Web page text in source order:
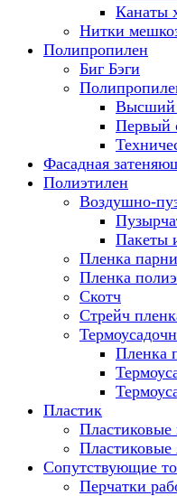
Канаты
Нитки
Полипропилен
Биг Бэги
Высший
Первый
Фасадная
Полиэтилен
Воздушно-
Пакеты
Пленка
Пленка
Скотч
Стрейч
Пленка
Пластик
Пластиковые
Сопутствующие
Перчатки